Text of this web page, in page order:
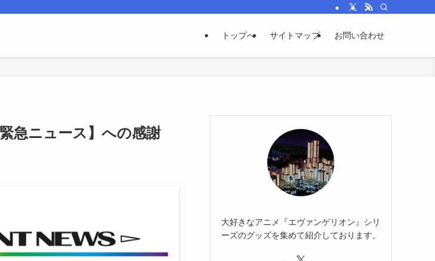
トップへ サイトマップ お問い合わせ
急ニュース】への感謝
大好きなアニメ『エヴァンゲリオン』シリ
ーズのグッズを集めて紹介しております。